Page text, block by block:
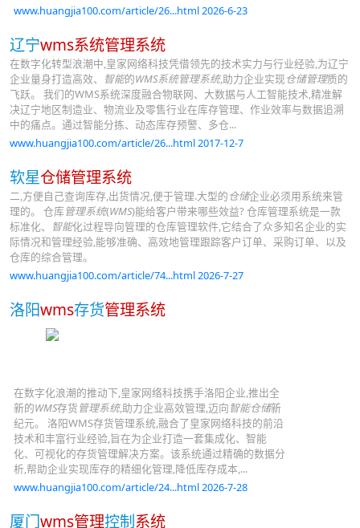
www.huangjia100.com/article/26...html 2026-6-23
辽宁wms系统管理系统
在数字化转型浪潮中,皇家网络科技凭借领先的技术实力与行业经验,为辽宁
企业量身打造高效、
智能的WMS系统管理系统,助力企业实现仓储管理质的
飞跃。 我们的WMS系统深度融合物联网、大数据与人工智能技术,精准解
决辽宁地区制造业、物流业及零售行业在库存管理、作业效率与数据追溯
中的痛点。通过智能分拣、动态库存预警、多仓...
www.huangjia100.com/article/26...html 2017-12-7
软星仓储管理系统
二,方便自己查询库存,出货情况,便于管理.大型的仓储企业必须用系统来管
理的。 仓库管理系统(WMS)能给客户带来哪些效益? 仓库管理系统是一款
标准化、
智能化过程导向管理的仓库管理软件,它结合了众多知名企业的实
际情况和管理经验,能够准确、高效地管理跟踪客户订单、采购订单、以及
仓库的综合管理。
www.huangjia100.com/article/74...html 2026-7-27
洛阳wms存货管理系统
在数字化浪潮的推动下,皇家网络科技携手洛阳企业,推出全
新的WMS存货管理系统,助力企业高效管理,迈向智能仓储新
纪元。 洛阳WMS存货管理系统,融合了皇家网络科技的前沿
技术和丰富行业经验,旨在为企业打造一套集成化、智能
化、可视化的存货管理解决方案。该系统通过精确的数据分
析,帮助企业实现库存的精细化管理,降低库存成本,...
www.huangjia100.com/article/24...html 2026-7-28
厦门wms管理控制系统